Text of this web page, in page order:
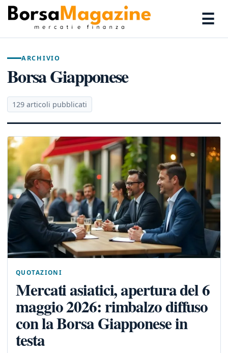
☰
ARCHIVIO
Borsa Giapponese
129 articoli pubblicati
QUOTAZIONI
Mercati asiatici, apertura del 6
maggio 2026: rimbalzo diffuso
con la Borsa Giapponese in
testa